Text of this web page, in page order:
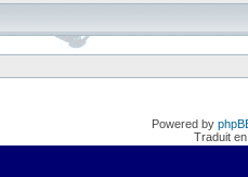
Powered by
Traduit